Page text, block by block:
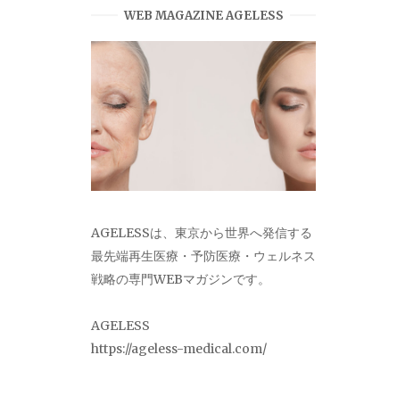
WEB MAGAZINE AGELESS
AGELESSは、東京から世界へ発信する
最先端再生医療・予防医療・ウェルネス
戦略の専門WEBマガジンです。
AGELESS
https://ageless-medical.com/